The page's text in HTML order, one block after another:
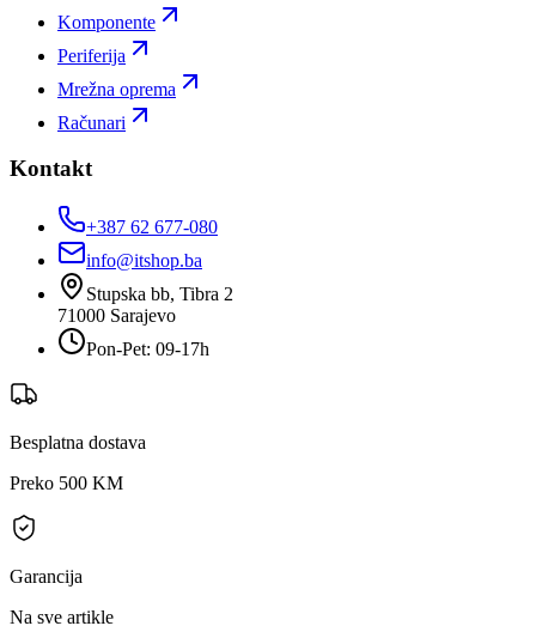
Komponente
Periferija
Mrežna oprema
Računari
Kontakt
+387 62 677-080
info@itshop.ba
Stupska bb, Tibra 2
71000 Sarajevo
Pon-Pet: 09-17h
Besplatna dostava
Preko 500 KM
Garancija
Na sve artikle